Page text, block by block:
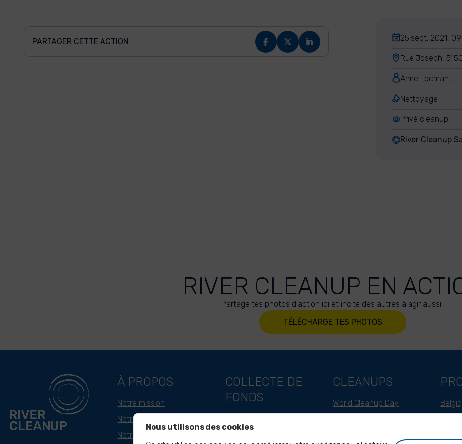
PARTAGER CETTE ACTION 25 sept. 2021,
Rue Joseph,
Anne Locmant
Nettoyage
Privé cleanup
River Cleanup
RIVER CLEANUP EN
Partage tes photos d'action ici et incite des autres à agir aussi !
TÉLÉCHARGE TES PHOTOS
À PROPOS
Notre mission
Notre approche
Notre histoire
COLLECTE DE
FONDS
CLEANUPS
World Cleanup Day
Nous utilisons des cookies